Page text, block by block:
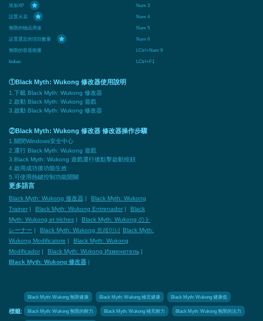
添加XP
Num 3
設置火花
Num 4
無限的物品用途
Num 5
設置選定的項目數量
Num 6
無限的容器能量
LCtrl+Num 9
bidiao
LCtrl+F1
①Black Myth: Wukong 修改器使用說明
1.下載 Black Myth: Wukong 修改器
2.啟動 Black Myth: Wukong 遊戲
3.啟動 Black Myth: Wukong 修改器
②Black Myth: Wukong 修改器 修改器操作步驟
1.關閉Windows安全中心
2.運行 Black Myth: Wukong 遊戲
3.Black Myth: Wukong 遊戲運行後點擊啟動按鈕
4.啟用成功後功能生效
5.可使用熱鍵控制功能開關
更多語言
Black Myth: Wukong 修改器
Black Myth: Wukong
Trainer
Black Myth: Wukong Entrenador
Black
Myth: Wukong et triches
Black Myth: Wukong のト
レーナー
Black Myth: Wukong 트레이너
Black Myth:
Wukong Modificatore
Black Myth: Wukong
Modificador
Black Myth: Wukong Изменитель
Black Myth: Wukong 修改器
標籤:
Black Myth: Wukong 無限健康 Black Myth: Wukong 補充健康 Black Myth: Wukong 健康低
Black Myth: Wukong 無限的耐力 Black Myth: Wukong 補充耐力 Black Myth: Wukong 無限的法力